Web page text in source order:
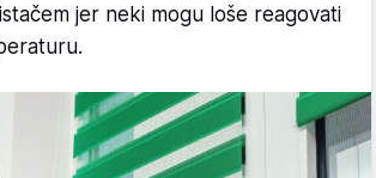
jer neki mogu loše reagovati